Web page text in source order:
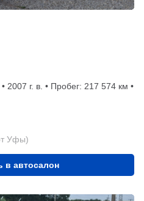
2007 г. в. • Пробег: 217 574 км •
Уфы)
в автосалон